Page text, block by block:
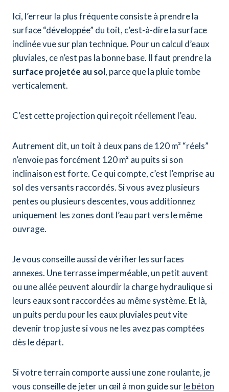
Ici, l’erreur la plus fréquente consiste à prendre la
surface “développée” du toit, c’est-à-dire la surface
inclinée vue sur plan technique. Pour un calcul d’eaux
pluviales, ce n’est pas la bonne base. Il faut prendre la
surface projetée au sol, parce que la pluie tombe
verticalement.
C’est cette projection qui reçoit réellement l’eau.
Autrement dit, un toit à deux pans de 120 m² “réels”
n’envoie pas forcément 120 m² au puits si son
inclinaison est forte. Ce qui compte, c’est l’emprise au
sol des versants raccordés. Si vous avez plusieurs
pentes ou plusieurs descentes, vous additionnez
uniquement les zones dont l’eau part vers le même
ouvrage.
Je vous conseille aussi de vérifier les surfaces
annexes. Une terrasse imperméable, un petit auvent
ou une allée peuvent alourdir la charge hydraulique si
leurs eaux sont raccordées au même système. Et là,
un puits perdu pour les eaux pluviales peut vite
devenir trop juste si vous ne les avez pas comptées
dès le départ.
Si votre terrain comporte aussi une zone roulante, je
vous conseille de jeter un œil à mon guide surle béton